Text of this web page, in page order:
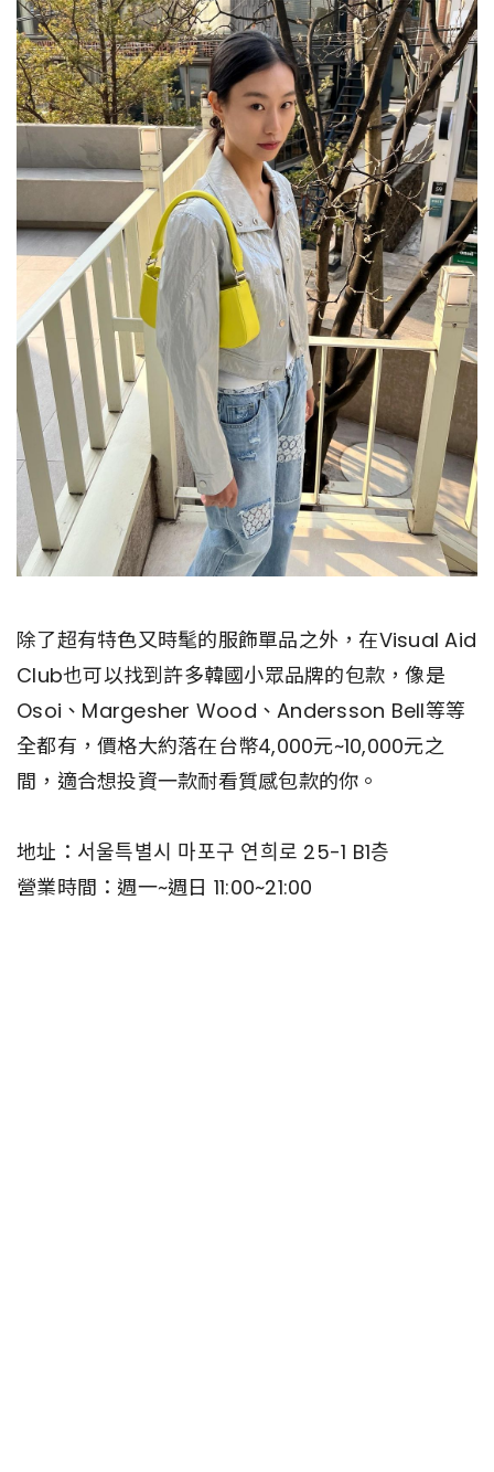
除了超有特色又時髦的服飾單品之外，在Visual Aid
Club也可以找到許多韓國小眾品牌的包款，像是
Osoi、Margesher Wood、Andersson Bell等等
全都有，價格大約落在台幣4,000元~10,000元之
間，適合想投資一款耐看質感包款的你。
地址：서울특별시 마포구 연희로 25-1 B1층
營業時間：週一~週日 11:00~21:00